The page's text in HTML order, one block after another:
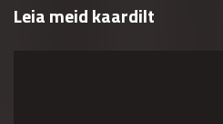
Leia meid kaardilt